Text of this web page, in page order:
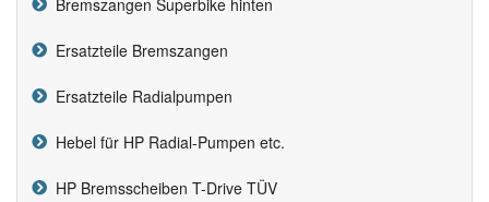
Ersatzteile Bremszangen
Ersatzteile Radialpumpen
Hebel für HP Radial-Pumpen etc.
HP Bremsscheiben T-Drive TÜV